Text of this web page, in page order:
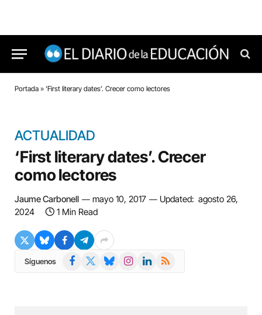
Portada » ‘First literary dates’. Crecer como lectores
ACTUALIDAD
‘First literary dates’. Crecer
como lectores
Jaume Carbonell mayo 10, 2017 Updated: agosto 26,
2024
1 Min Read
Síguenos Facebook BlueskyInstagramLinkedIn
RSS